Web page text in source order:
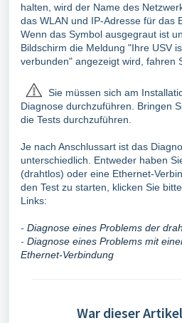
halten, wird der Name des
das WLAN und IP-Adresse für das
Wenn das Symbol ausgegraut ist
Bildschirm die Meldung "Ihre USV
verbunden" angezeigt wird, fahren
Sie müssen sich am
Diagnose durchzuführen. Bringen
die Tests durchzuführen.
Je nach Anschlussart ist das
unterschiedlich. Entweder haben
(drahtlos) oder eine Ethernet-
den Test zu starten, klicken Sie
Links:
- Diagnose eines Problems der
- Diagnose eines Problems mit
Ethernet-Verbindung
War dieser